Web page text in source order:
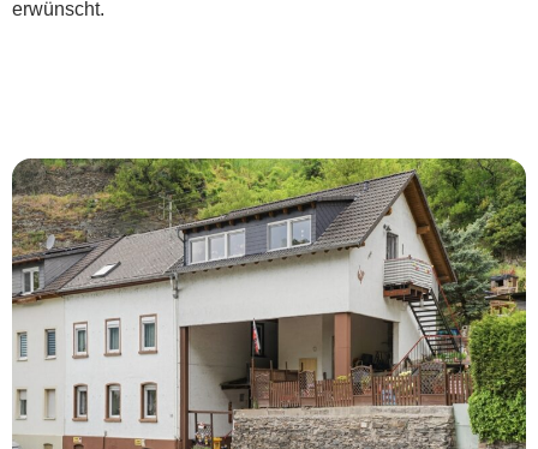
erwünscht.